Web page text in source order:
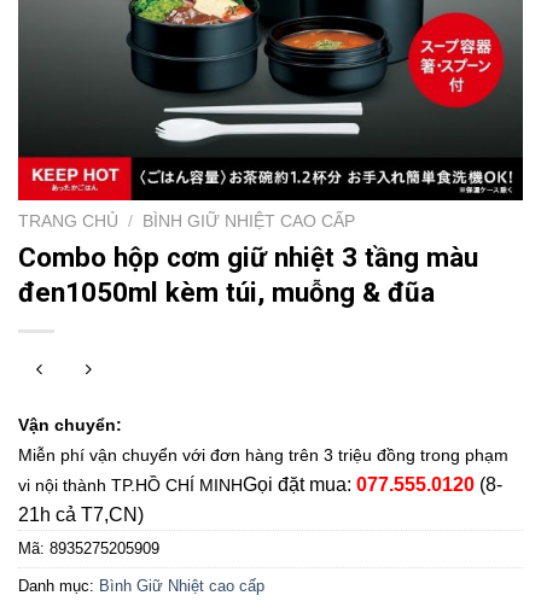
TRANG CHỦ / BÌNH GIỮ NHIỆT CAO CẤP
Combo hộp cơm giữ nhiệt 3 tầng màu
đen1050ml kèm túi, muỗng & đũa
Vận chuyển:
Miễn phí vận chuyển với đơn hàng trên 3 triệu đồng trong phạm
vi nội thành TP.HỒ CHÍ MINHGọi đặt mua: 077.555.0120 (8-
21h cả T7,CN)
Mã: 8935275205909
Danh mục: Bình Giữ Nhiệt cao cấp